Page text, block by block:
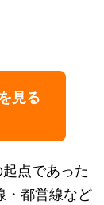
見る
点であった
・都営線など